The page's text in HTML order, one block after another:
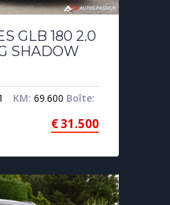
GLB 180 2.0
SHADOW
KM: 69.600 Boîte:
€31.500